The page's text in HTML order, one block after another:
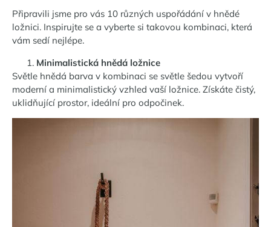
Připravili jsme pro vás 10 různých uspořádání v hnědé
ložnici. Inspirujte se a vyberte si takovou kombinaci, která
vám sedí nejlépe.
Minimalistická hnědá ložnice
Světle hnědá barva v kombinaci se světle šedou vytvoří
moderní a minimalistický vzhled vaší ložnice. Získáte čistý,
uklidňující prostor, ideální pro odpočinek.